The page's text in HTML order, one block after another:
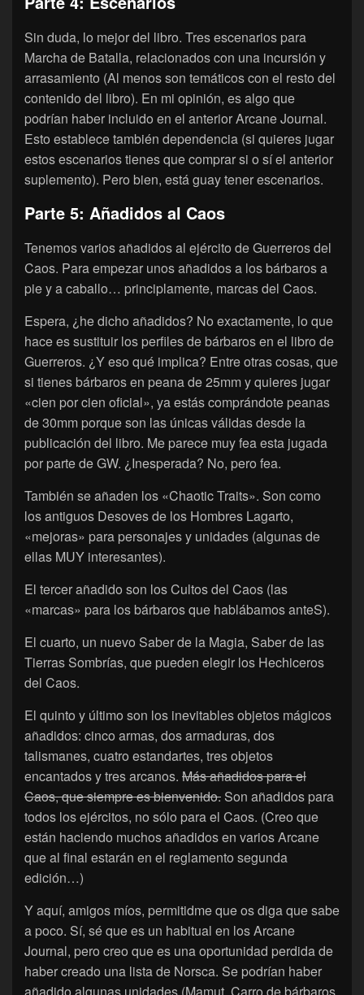
Sin duda, lo mejor del libro. Tres escenarios para
Marcha de Batalla, relacionados con una incursión y
arrasamiento (Al menos son temáticos con el resto del
contenido del libro). En mi opinión, es algo que
podrían haber incluido en el anterior Arcane Journal.
Esto establece también dependencia (si quieres jugar
estos escenarios tienes que comprar si o sí el anterior
suplemento). Pero bien, está guay tener escenarios.
Parte 5: Añadidos al Caos
Tenemos varios añadidos al ejército de Guerreros del
Caos. Para empezar unos añadidos a los bárbaros a
pie y a caballo… principlamente, marcas del Caos.
Espera, ¿he dicho añadidos? No exactamente, lo que
hace es sustituir los perfiles de bárbaros en el libro de
Guerreros. ¿Y eso qué implica? Entre otras cosas, que
si tienes bárbaros en peana de 25mm y quieres jugar
«cien por cien oficial», ya estás comprándote peanas
de 30mm porque son las únicas válidas desde la
publicación del libro. Me parece muy fea esta jugada
por parte de GW. ¿Inesperada? No, pero fea.
También se añaden los «Chaotic Traits». Son como
los antiguos Desoves de los Hombres Lagarto,
«mejoras» para personajes y unidades (algunas de
ellas MUY interesantes).
El tercer añadido son los Cultos del Caos (las
«marcas» para los bárbaros que hablábamos anteS).
El cuarto, un nuevo Saber de la Magia, Saber de las
Tierras Sombrías, que pueden elegir los Hechiceros
del Caos.
El quinto y último son los inevitables objetos mágicos
añadidos: cinco armas, dos armaduras, dos
talismanes, cuatro estandartes, tres objetos
encantados y tres arcanos. Más añadidos para el
Caos, que siempre es bienvenido. Son añadidos para
todos los ejércitos, no sólo para el Caos. (Creo que
están haciendo muchos añadidos en varios Arcane
que al final estarán en el reglamento segunda
edición…)
Y aquí, amigos míos, permitidme que os diga que sabe
a poco. Sí, sé que es un habitual en los Arcane
Journal, pero creo que es una oportunidad perdida de
haber creado una lista de Norsca. Se podrían haber